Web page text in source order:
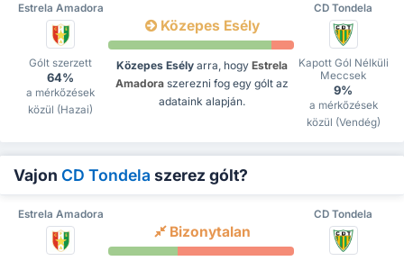
Estrela Amadora CD Tondela
Gólt szerzett
64%
a mérkőzések
közül (Hazai)
Közepes Esély
Közepes Esély arra, hogy Estrela
Amadora szerezni fog egy gólt az
adataink alapján.
Kapott Gól Nélküli
Meccsek
9%
a mérkőzések
közül (Vendég)
Vajon CD Tondela szerez gólt?
Estrela Amadora CD Tondela
Bizonytalan